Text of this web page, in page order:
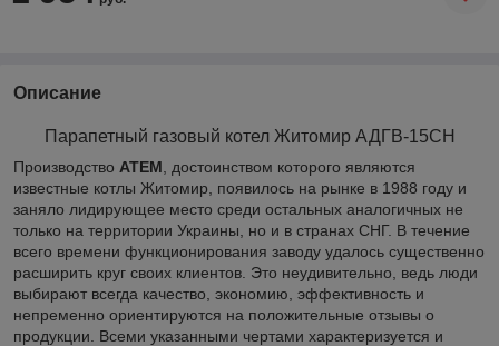
Описание
Парапетный газовый котел Житомир АДГВ-15СН
Производство АТЕМ , достоинством которого являются
известные котлы Житомир, появилось на рынке в 1988 году и
заняло лидирующее место среди остальных аналогичных не
только на территории Украины, но и в странах СНГ. В течение
всего времени функционирования заводу удалось существенно
расширить круг своих клиентов. Это неудивительно, ведь люди
выбирают всегда качество, экономию, эффективность и
непременно ориентируются на положительные отзывы о
продукции. Всеми указанными чертами характеризуется и